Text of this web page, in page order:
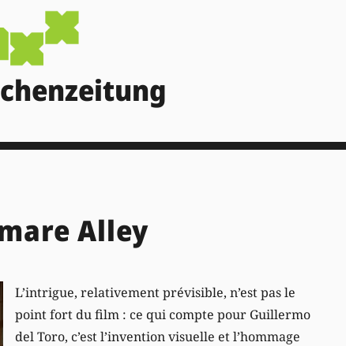
Alley
L’intrigue, relativement prévisible, n’est pas le
point fort du film : ce qui compte pour Guillermo
del Toro, c’est l’invention visuelle et l’hommage